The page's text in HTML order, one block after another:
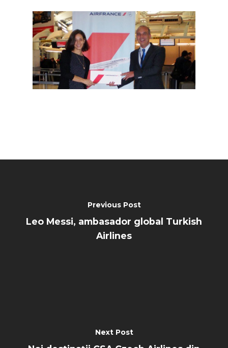
Previous Post
Leo Messi, ambasador global Turkish
Airlines
Next Post
Farnborough 2022
Dubai 2019
Paris 2019
Marketplace
Jobs
Contact